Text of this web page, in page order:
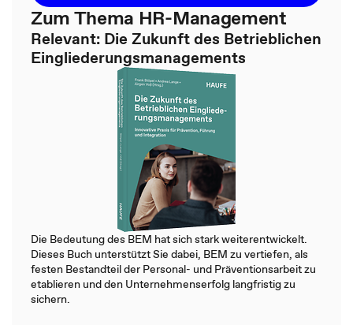
Zum Thema HR-Management
Relevant: Die Zukunft des Betrieblichen
Eingliederungsmanagements
Die Bedeutung des BEM hat sich stark weiterentwickelt.
Dieses Buch unterstützt Sie dabei, BEM zu vertiefen, als
festen Bestandteil der Personal- und Präventionsarbeit zu
etablieren und den Unternehmenserfolg langfristig zu
sichern.